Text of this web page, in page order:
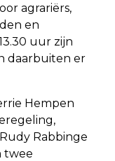
agrariërs,
en
uur zijn
daarbuiten er
Hempen
Rabbinge
twee